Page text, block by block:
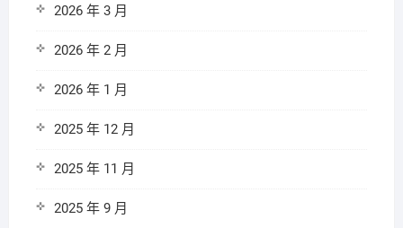
2026 年 3 月
2026 年 2 月
2026 年 1 月
2025 年 12 月
2025 年 11 月
2025 年 9 月